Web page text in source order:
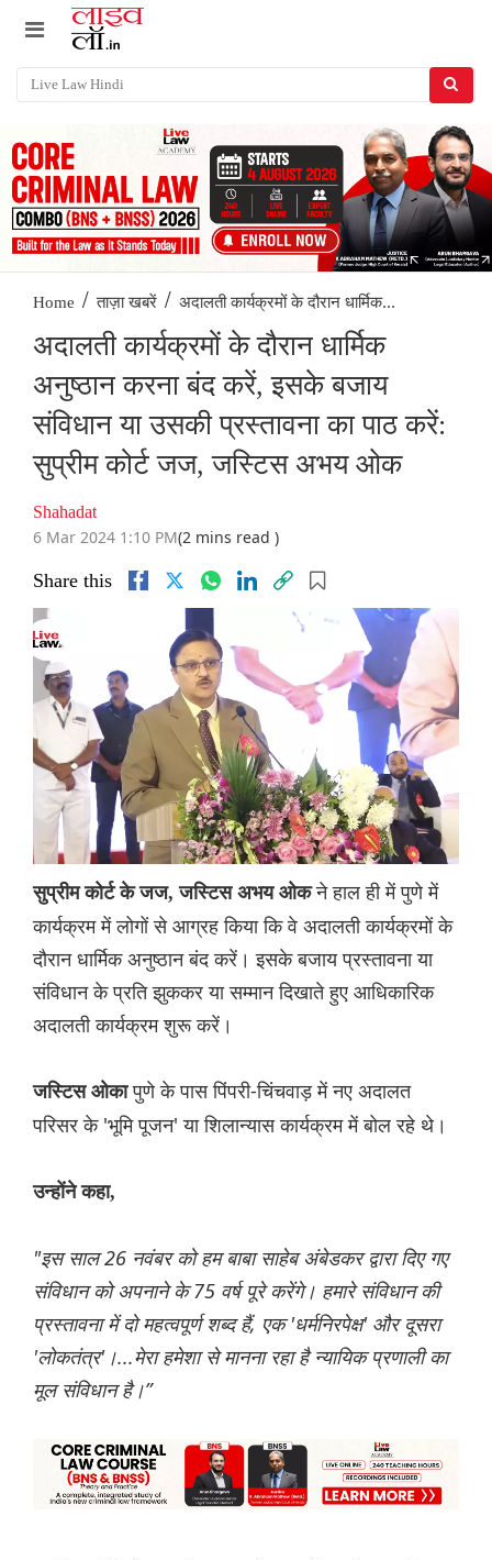
Home / ताज़ा खबरें / अदालती कार्यक्रमों के दौरान धार्मिक...
अदालती कार्यक्रमों के दौरान धार्मिक
अनुष्ठान करना बंद करें, इसके बजाय
संविधान या उसकी प्रस्तावना का पाठ करें:
सुप्रीम कोर्ट जज, जस्टिस अभय ओक
Shahadat
6 Mar 2024 1:10 PM(2 mins read )
Share this
सुप्रीम कोर्ट के जज, जस्टिस अभय ओकने हाल ही में पुणे में
कार्यक्रम में लोगों से आग्रह किया कि वे अदालती कार्यक्रमों के
दौरान धार्मिक अनुष्ठान बंद करें। इसके बजाय प्रस्तावना या
संविधान के प्रति झुककर या सम्मान दिखाते हुए आधिकारिक
अदालती कार्यक्रम शुरू करें।
जस्टिस ओकापुणे के पास पिंपरी-चिंचवाड़ में नए अदालत
परिसर के 'भूमि पूजन' या शिलान्यास कार्यक्रम में बोल रहे थे।
उन्होंने कहा,
"इस साल 26 नवंबर को हम बाबा साहेब अंबेडकर द्वारा दिए गए
संविधान को अपनाने के 75 वर्ष पूरे करेंगे। हमारे संविधान की
प्रस्तावना में दो महत्वपूर्ण शब्द हैं, एक 'धर्मनिरपेक्ष' और दूसरा
'लोकतंत्र'।...मेरा हमेशा से मानना रहा है न्यायिक प्रणाली का
मूल संविधान है।”